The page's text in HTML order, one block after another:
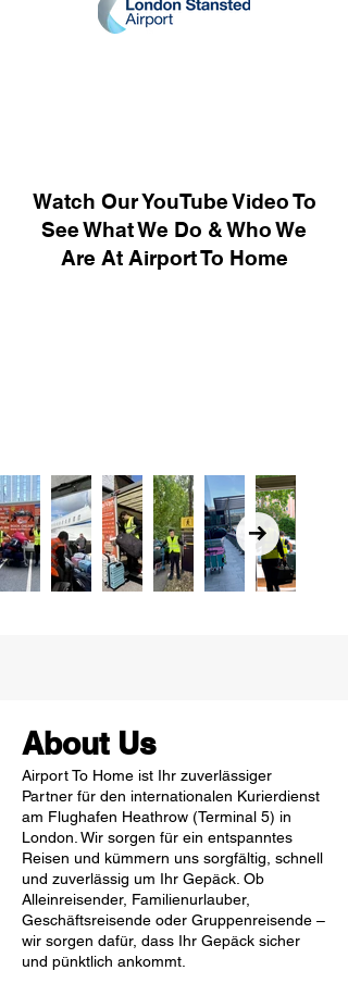
Watch Our YouTube Video To
See What We Do & Who We
Are At Airport To Home
About Us
Airport To Home ist Ihr zuverlässiger
Partner für den internationalen Kurierdienst
am Flughafen Heathrow (Terminal 5) in
London. Wir sorgen für ein entspanntes
Reisen und kümmern uns sorgfältig, schnell
und zuverlässig um Ihr Gepäck. Ob
Alleinreisender, Familienurlauber,
Geschäftsreisende oder Gruppenreisende –
wir sorgen dafür, dass Ihr Gepäck sicher
und pünktlich ankommt.